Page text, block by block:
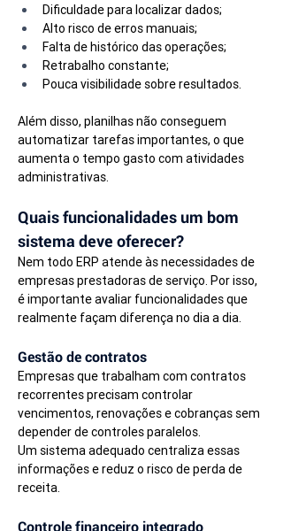
Dificuldade para localizar dados;
Alto risco de erros manuais;
Falta de histórico das operações;
Retrabalho constante;
Pouca visibilidade sobre resultados.
Além disso, planilhas não conseguem
automatizar tarefas importantes, o que
aumenta o tempo gasto com atividades
administrativas.
Quais funcionalidades um bom
sistema deve oferecer?
Nem todo ERP atende às necessidades de
empresas prestadoras de serviço. Por isso,
é importante avaliar funcionalidades que
realmente façam diferença no dia a dia.
Gestão de contratos
Empresas que trabalham com contratos
recorrentes precisam controlar
vencimentos, renovações e cobranças sem
depender de controles paralelos.
Um sistema adequado centraliza essas
informações e reduz o risco de perda de
receita.
Controle financeiro integrado